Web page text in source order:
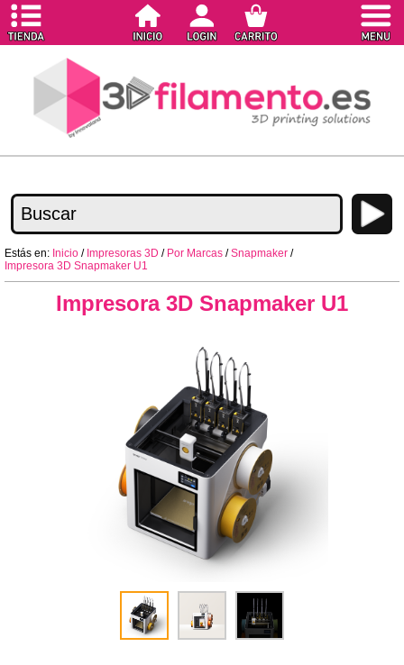
Estás en: Inicio / Impresoras 3D / Por Marcas /Snapmaker /
Impresora 3D Snapmaker U1
Impresora 3D Snapmaker U1